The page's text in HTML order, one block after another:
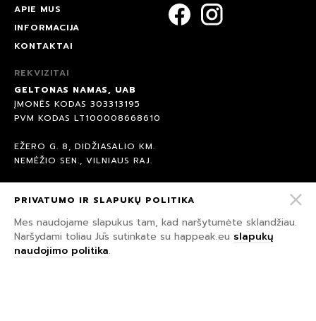
APIE MUS
INFORMACIJA
KONTAKTAI
REKVIZITAI
GELTONAS NAMAS, UAB
ĮMONĖS KODAS 303313195
PVM KODAS LT100008668610
EŽERO G. 8, DIDŽIASALIO KM.
NEMĖŽIO SEN., VILNIAUS RAJ.
BANKO KODAS 70440
A/S: LT847044060007958891
© 2026 HAPPEAK.
PRIVATUMO IR SLAPUKŲ POLITIKA
Mes naudojame slapukus tam, kad naršytumėte sklandžiau.
Naršydami toliau Jūs sutinkate su happeak.eu slapukų
naudojimo politika.